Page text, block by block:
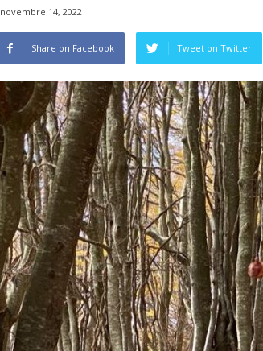
novembre 14, 2022
Share on Facebook Tweet on Twitter